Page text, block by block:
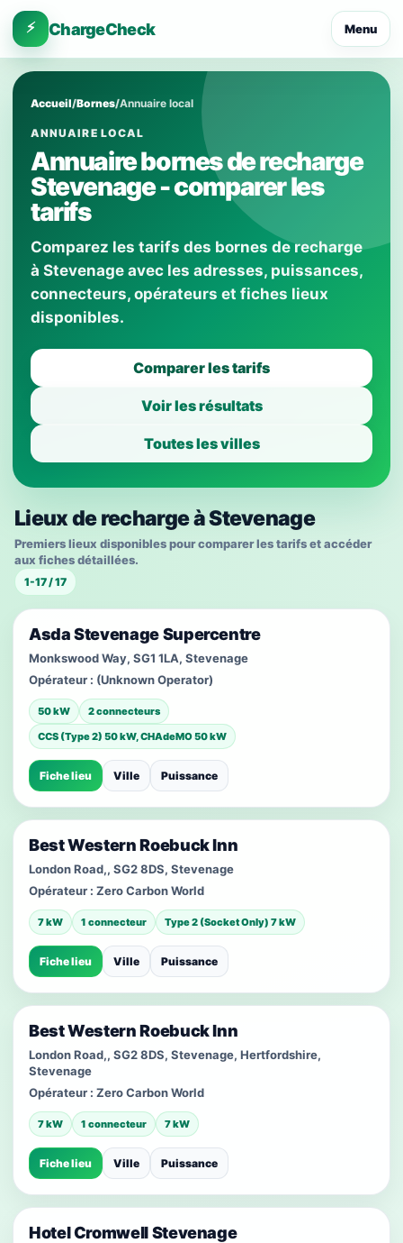
⚡ ChargeCheck Menu
Accueil/Bornes/Annuaire local
ANNUAIRE LOCAL
Annuaire bornes de recharge
Stevenage - comparer les
tarifs
Comparez les tarifs des bornes de recharge
à Stevenage avec les adresses, puissances,
connecteurs, opérateurs et fiches lieux
disponibles.
Comparer les tarifs
Voir les résultats
Toutes les villes
Lieux de recharge à Stevenage
Premiers lieux disponibles pour comparer les tarifs et accéder
aux fiches détaillées.
1-17 / 17
Asda Stevenage Supercentre
Monkswood Way, SG1 1LA, Stevenage
Opérateur : (Unknown Operator)
50 kW
2 connecteurs
CCS (Type 2) 50 kW, CHAdeMO 50 kW
Fiche lieu Ville Puissance
Best Western Roebuck Inn
London Road,, SG2 8DS, Stevenage
Opérateur : Zero Carbon World
7 kW 1 connecteur Type 2 (Socket Only) 7 kW
Fiche lieu Ville Puissance
Best Western Roebuck Inn
London Road,, SG2 8DS, Stevenage, Hertfordshire,
Stevenage
Opérateur : Zero Carbon World
7 kW 1 connecteur 7 kW
Fiche lieu Ville Puissance
Hotel Cromwell Stevenage